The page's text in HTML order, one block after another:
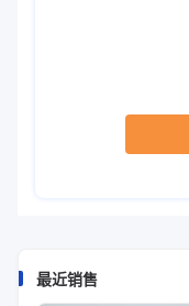
最近销售